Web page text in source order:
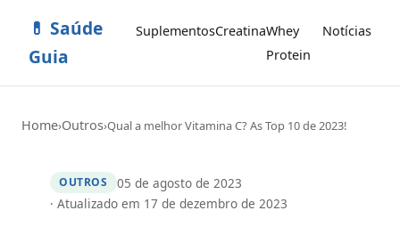
💊 Saúde
Guia
SuplementosCreatinaWhey
Protein
Notícias
Home›Outros›Qual a melhor Vitamina C? As Top 10 de 2023!
OUTROS
05 de agosto de 2023
· Atualizado em 17 de dezembro de 2023